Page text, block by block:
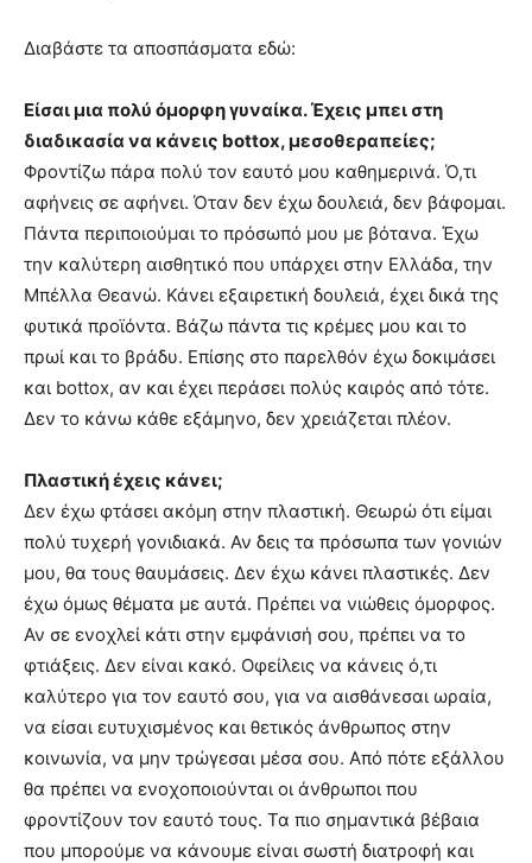
Διαβάστε τα αποσπάσματα εδώ:
Είσαι μια πολύ όμορφη γυναίκα. Έχεις μπει στη
διαδικασία να κάνεις bottox, μεσοθεραπείες;
Φροντίζω πάρα πολύ τον εαυτό μου καθημερινά. Ό,τι
αφήνεις σε αφήνει. Όταν δεν έχω δουλειά, δεν βάφομαι.
Πάντα περιποιούμαι το πρόσωπό μου με βότανα. Έχω
την καλύτερη αισθητικό που υπάρχει στην Ελλάδα, την
Μπέλλα Θεανώ. Κάνει εξαιρετική δουλειά, έχει δικά της
φυτικά προϊόντα. Βάζω πάντα τις κρέμες μου και το
πρωί και το βράδυ. Επίσης στο παρελθόν έχω δοκιμάσει
και bottox, αν και έχει περάσει πολύς καιρός από τότε.
Δεν το κάνω κάθε εξάμηνο, δεν χρειάζεται πλέον.
Πλαστική έχεις κάνει;
Δεν έχω φτάσει ακόμη στην πλαστική. Θεωρώ ότι είμαι
πολύ τυχερή γονιδιακά. Αν δεις τα πρόσωπα των γονιών
μου, θα τους θαυμάσεις. Δεν έχω κάνει πλαστικές. Δεν
έχω όμως θέματα με αυτά. Πρέπει να νιώθεις όμορφος.
Αν σε ενοχλεί κάτι στην εμφάνισή σου, πρέπει να το
φτιάξεις. Δεν είναι κακό. Οφείλεις να κάνεις ό,τι
καλύτερο για τον εαυτό σου, για να αισθάνεσαι ωραία,
να είσαι ευτυχισμένος και θετικός άνθρωπος στην
κοινωνία, να μην τρώγεσαι μέσα σου. Από πότε εξάλλου
θα πρέπει να ενοχοποιούνται οι άνθρωποι που
φροντίζουν τον εαυτό τους. Τα πιο σημαντικά βέβαια
που μπορούμε να κάνουμε είναι σωστή διατροφή και